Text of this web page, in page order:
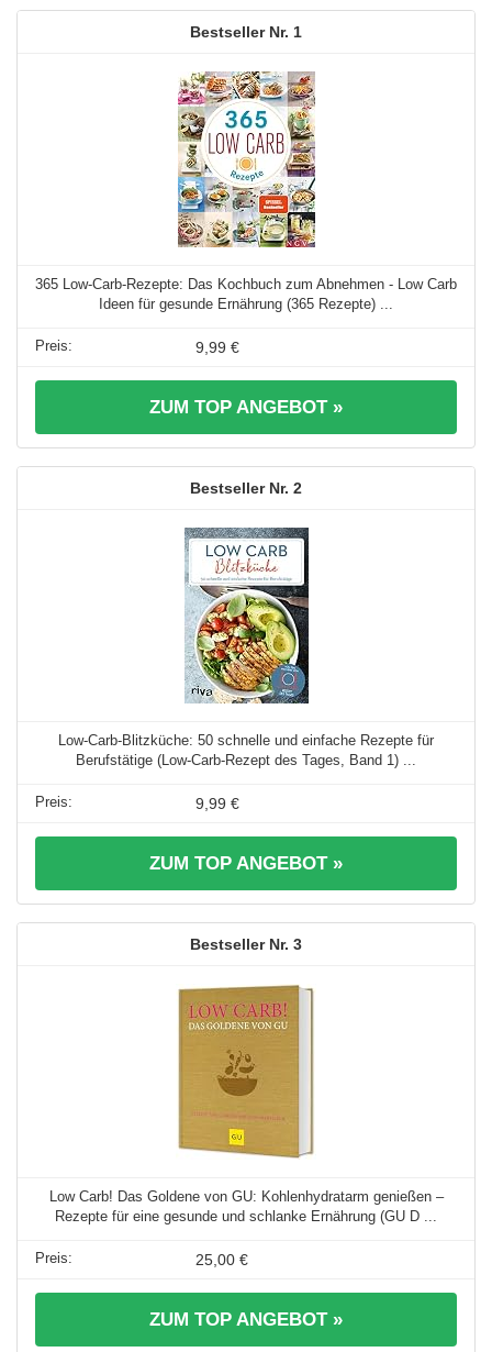
1
365 Low-Carb-Rezepte: Das Kochbuch zum Abnehmen - Low Carb
Ideen für gesunde Ernährung (365 Rezepte) ...
9,99 €
ZUM TOP ANGEBOT »
2
Low-Carb-Blitzküche: 50 schnelle und einfache Rezepte für
Berufstätige (Low-Carb-Rezept des Tages, Band 1) ...
9,99 €
ZUM TOP ANGEBOT »
3
Low Carb! Das Goldene von GU: Kohlenhydratarm genießen –
Rezepte für eine gesunde und schlanke Ernährung (GU D ...
25,00 €
ZUM TOP ANGEBOT »